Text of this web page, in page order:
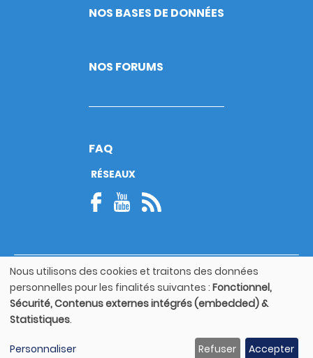
NOS BASES DE DONNÉES
NOS FORUMS
FAQ
RÉSEAUX
© Copyright 2026
Footer
bottom
Mentions légales
Utilisation
des
données
personnelles
et
Nous utilisons des cookies et traitons des données
personnelles pour les finalités suivantes : Fonctionnel,
Sécurité, Contenus externes intégrés (embedded) &
Statistiques.
Personnaliser Refuser Accepter